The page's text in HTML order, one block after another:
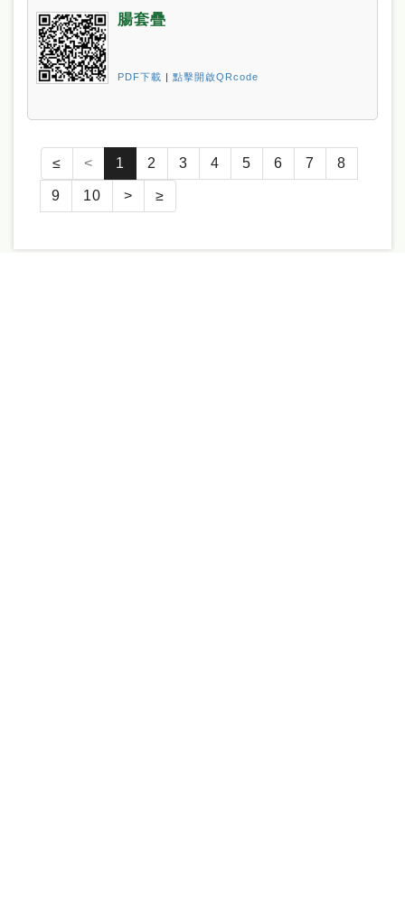
腸套疊
PDF下載 | 點擊開啟QRcode
≤ < 1 2 3 4 5 6 7 8
9 10 > ≥